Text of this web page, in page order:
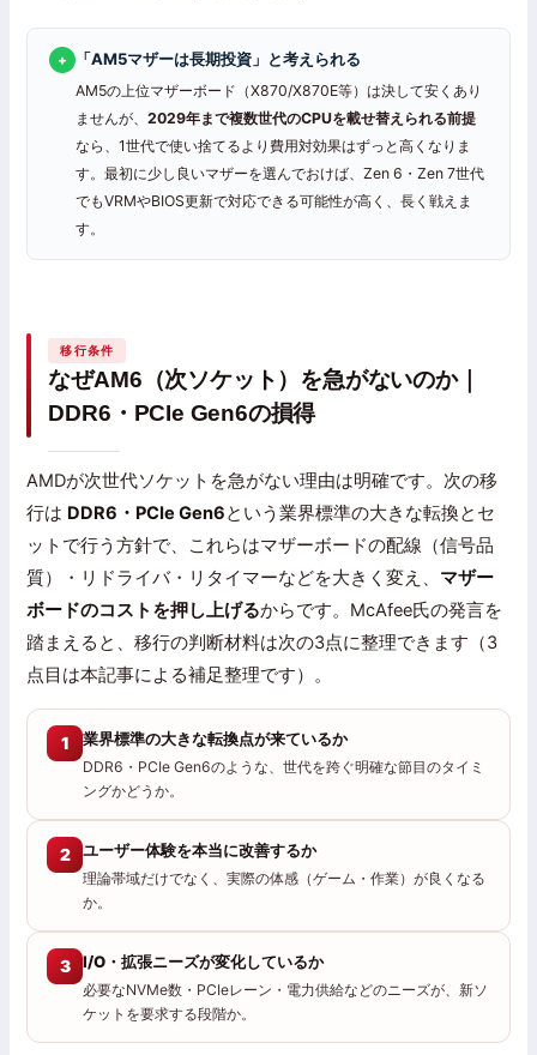
+ 「AM5マザーは長期投資」と考えられる
AM5の上位マザーボード（X870/X870E等）は決して安くあり
ませんが、2029年まで複数世代のCPUを載せ替えられる前提
なら、1世代で使い捨てるより費用対効果はずっと高くなりま
す。最初に少し良いマザーを選んでおけば、Zen 6・Zen 7世代
でもVRMやBIOS更新で対応できる可能性が高く、長く戦えま
す。
移行条件
なぜAM6（次ソケット）を急がないのか｜
DDR6・PCIe Gen6の損得
AMDが次世代ソケットを急がない理由は明確です。次の移
行は DDR6・PCIe Gen6という業界標準の大きな転換とセ
ットで行う方針で、これらはマザーボードの配線（信号品
質）・リドライバ・リタイマーなどを大きく変え、 マザー
ボードのコストを押し上げるからです。McAfee氏の発言を
踏まえると、移行の判断材料は次の3点に整理できます（3
点目は本記事による補足整理です）。
1 業界標準の大きな転換点が来ているか
DDR6・PCIe Gen6のような、世代を跨ぐ明確な節目のタイミ
ングかどうか。
2 ユーザー体験を本当に改善するか
理論帯域だけでなく、実際の体感（ゲーム・作業）が良くなる
か。
3 I/O・拡張ニーズが変化しているか
必要なNVMe数・PCIeレーン・電力供給などのニーズが、新ソ
ケットを要求する段階か。